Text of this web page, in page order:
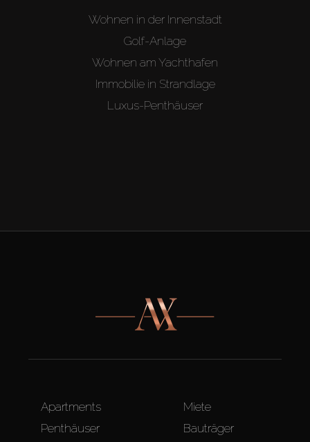
Wohnen in der Innenstadt
Golf-Anlage
Wohnen am Yachthafen
Immobilie in Strandlage
Luxus-Penthäuser
Apartments
Penthäuser
Miete
Bauträger